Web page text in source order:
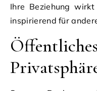
Ihre Beziehung
inspirierend für